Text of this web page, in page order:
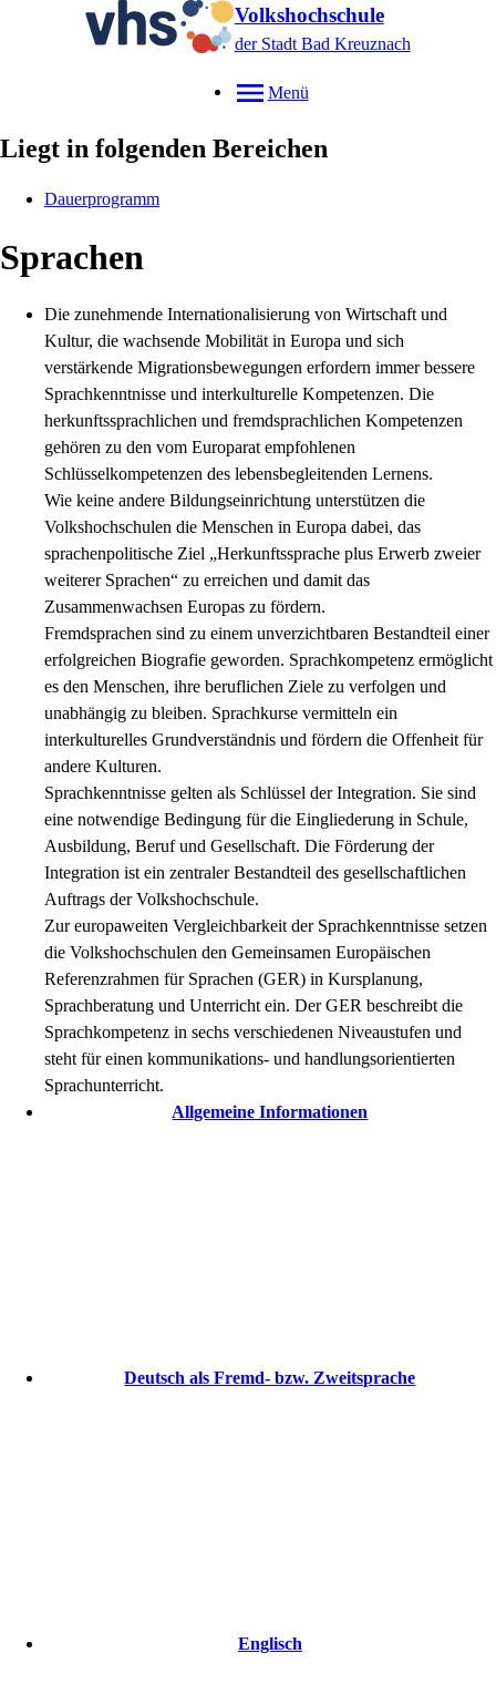
Volkshochschule
der Stadt Bad Kreuznach
Menü
Liegt in folgenden Bereichen
Dauerprogramm
Sprachen
Die zunehmende Internationalisierung von Wirtschaft und
Kultur, die wachsende Mobilität in Europa und sich
verstärkende Migrationsbewegungen erfordern immer bessere
Sprachkenntnisse und interkulturelle Kompetenzen. Die
herkunftssprachlichen und fremdsprachlichen Kompetenzen
gehören zu den vom Europarat empfohlenen
Schlüsselkompetenzen des lebensbegleitenden Lernens.
Wie keine andere Bildungseinrichtung unterstützen die
Volkshochschulen die Menschen in Europa dabei, das
sprachenpolitische Ziel „Herkunftssprache plus Erwerb zweier
weiterer Sprachen“ zu erreichen und damit das
Zusammenwachsen Europas zu fördern.
Fremdsprachen sind zu einem unverzichtbaren Bestandteil einer
erfolgreichen Biografie geworden. Sprachkompetenz ermöglicht
es den Menschen, ihre beruflichen Ziele zu verfolgen und
unabhängig zu bleiben. Sprachkurse vermitteln ein
interkulturelles Grundverständnis und fördern die Offenheit für
andere Kulturen.
Sprachkenntnisse gelten als Schlüssel der Integration. Sie sind
eine notwendige Bedingung für die Eingliederung in Schule,
Ausbildung, Beruf und Gesellschaft. Die Förderung der
Integration ist ein zentraler Bestandteil des gesellschaftlichen
Auftrags der Volkshochschule.
Zur europaweiten Vergleichbarkeit der Sprachkenntnisse setzen
die Volkshochschulen den Gemeinsamen Europäischen
Referenzrahmen für Sprachen (GER) in Kursplanung,
Sprachberatung und Unterricht ein. Der GER beschreibt die
Sprachkompetenz in sechs verschiedenen Niveaustufen und
steht für einen kommunikations- und handlungsorientierten
Sprachunterricht.
Allgemeine Informationen
Deutsch als Fremd- bzw. Zweitsprache
Englisch